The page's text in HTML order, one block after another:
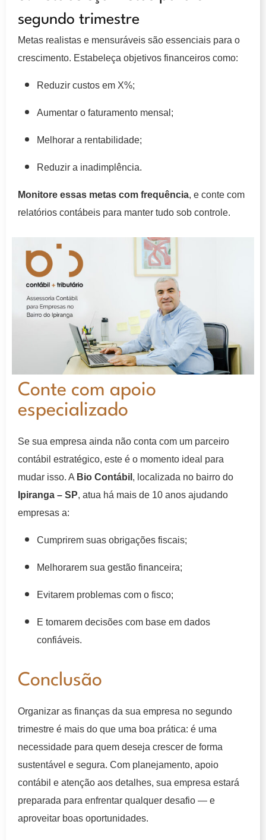
segundo trimestre
Metas realistas e mensuráveis são essenciais para o
crescimento. Estabeleça objetivos financeiros como:
Reduzir custos em X%;
Aumentar o faturamento mensal;
Melhorar a rentabilidade;
Reduzir a inadimplência.
Monitore essas metas com frequência, e conte com
relatórios contábeis para manter tudo sob controle.
Conte com apoio
especializado
Se sua empresa ainda não conta com um parceiro
contábil estratégico, este é o momento ideal para
mudar isso. A Bio Contábil , localizada no bairro do
Ipiranga – SP, atua há mais de 10 anos ajudando
empresas a:
Cumprirem suas obrigações fiscais;
Melhorarem sua gestão financeira;
Evitarem problemas com o fisco;
E tomarem decisões com base em dados
confiáveis.
Conclusão
Organizar as finanças da sua empresa no segundo
trimestre é mais do que uma boa prática: é uma
necessidade para quem deseja crescer de forma
sustentável e segura. Com planejamento, apoio
contábil e atenção aos detalhes, sua empresa estará
preparada para enfrentar qualquer desafio — e
aproveitar boas oportunidades.